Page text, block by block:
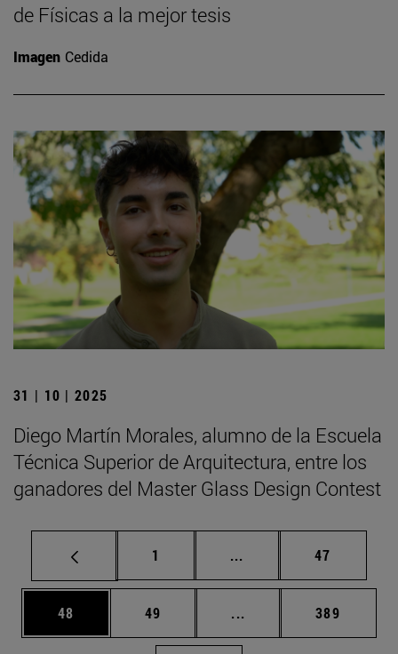
de Físicas a la mejor tesis
Imagen Cedida
31 | 10 | 2025
Diego Martín Morales, alumno de la Escuela
Técnica Superior de Arquitectura, entre los
ganadores del Master Glass Design Contest
Página
1 ... Páginas intermedias
Página
47
Página
48 Página
49 ... Páginas intermedias
Página
389